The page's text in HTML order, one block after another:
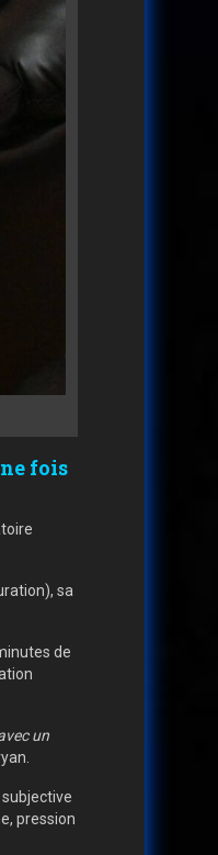
fois
sa
de
un
pression